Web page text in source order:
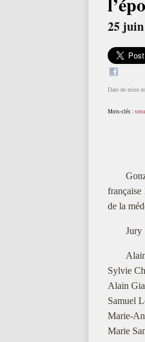
25
Date de mise
Mots-clés :
française
de la
Jury
Sylvie
Alain
Samuel
Marie-
Marie